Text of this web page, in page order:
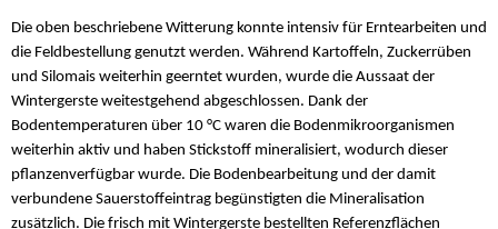
Die oben beschriebene Witterung konnte intensiv für Erntearbeiten und
die Feldbestellung genutzt werden. Während Kartoffeln, Zuckerrüben
und Silomais weiterhin geerntet wurden, wurde die Aussaat der
Wintergerste weitestgehend abgeschlossen. Dank der
Bodentemperaturen über 10 °C waren die Bodenmikroorganismen
weiterhin aktiv und haben Stickstoff mineralisiert, wodurch dieser
pflanzenverfügbar wurde. Die Bodenbearbeitung und der damit
verbundene Sauerstoffeintrag begünstigten die Mineralisation
zusätzlich. Die frisch mit Wintergerste bestellten Referenzflächen